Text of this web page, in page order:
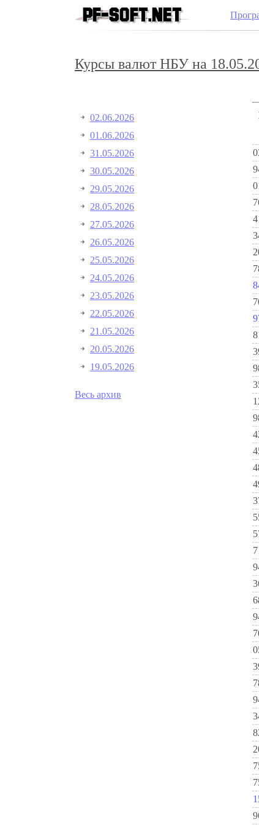
Курсы валют НБУ на
02.06.2026
01.06.2026
31.05.2026
30.05.2026
29.05.2026
28.05.2026
27.05.2026
26.05.2026
25.05.2026
24.05.2026
23.05.2026
22.05.2026
21.05.2026
20.05.2026
19.05.2026
Весь архив